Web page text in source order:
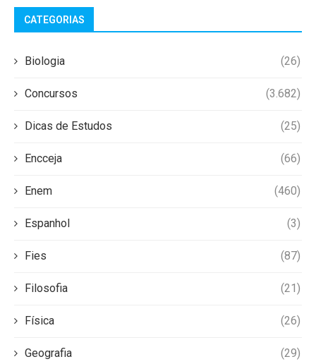
CATEGORIAS
Biologia (26)
Concursos (3.682)
Dicas de Estudos (25)
Encceja (66)
Enem (460)
Espanhol (3)
Fies (87)
Filosofia (21)
Física (26)
Geografia (29)